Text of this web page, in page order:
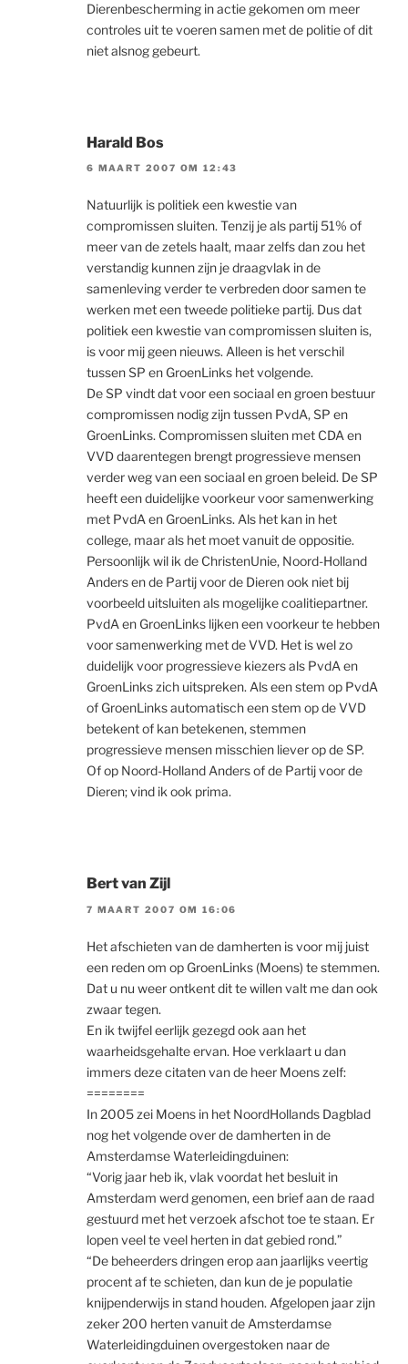
Dierenbescherming in actie gekomen om meer
controles uit te voeren samen met de politie of dit
niet alsnog gebeurt.
Harald Bos
6 MAART 2007 OM 12:43
Natuurlijk is politiek een kwestie van
compromissen sluiten. Tenzij je als partij 51% of
meer van de zetels haalt, maar zelfs dan zou het
verstandig kunnen zijn je draagvlak in de
samenleving verder te verbreden door samen te
werken met een tweede politieke partij. Dus dat
politiek een kwestie van compromissen sluiten is,
is voor mij geen nieuws. Alleen is het verschil
tussen SP en GroenLinks het volgende.
De SP vindt dat voor een sociaal en groen bestuur
compromissen nodig zijn tussen PvdA, SP en
GroenLinks. Compromissen sluiten met CDA en
VVD daarentegen brengt progressieve mensen
verder weg van een sociaal en groen beleid. De SP
heeft een duidelijke voorkeur voor samenwerking
met PvdA en GroenLinks. Als het kan in het
college, maar als het moet vanuit de oppositie.
Persoonlijk wil ik de ChristenUnie, Noord-Holland
Anders en de Partij voor de Dieren ook niet bij
voorbeeld uitsluiten als mogelijke coalitiepartner.
PvdA en GroenLinks lijken een voorkeur te hebben
voor samenwerking met de VVD. Het is wel zo
duidelijk voor progressieve kiezers als PvdA en
GroenLinks zich uitspreken. Als een stem op PvdA
of GroenLinks automatisch een stem op de VVD
betekent of kan betekenen, stemmen
progressieve mensen misschien liever op de SP.
Of op Noord-Holland Anders of de Partij voor de
Dieren; vind ik ook prima.
Bert van Zijl
7 MAART 2007 OM 16:06
Het afschieten van de damherten is voor mij juist
een reden om op GroenLinks (Moens) te stemmen.
Dat u nu weer ontkent dit te willen valt me dan ook
zwaar tegen.
En ik twijfel eerlijk gezegd ook aan het
waarheidsgehalte ervan. Hoe verklaart u dan
immers deze citaten van de heer Moens zelf:
========
In 2005 zei Moens in het NoordHollands Dagblad
nog het volgende over de damherten in de
Amsterdamse Waterleidingduinen:
“Vorig jaar heb ik, vlak voordat het besluit in
Amsterdam werd genomen, een brief aan de raad
gestuurd met het verzoek afschot toe te staan. Er
lopen veel te veel herten in dat gebied rond.”
“De beheerders dringen erop aan jaarlijks veertig
procent af te schieten, dan kun de je populatie
knijpenderwijs in stand houden. Afgelopen jaar zijn
zeker 200 herten vanuit de Amsterdamse
Waterleidingduinen overgestoken naar de